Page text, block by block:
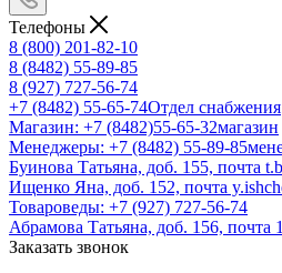
Телефоны
8 (800) 201-82-10
8 (8482) 55-89-85
8 (927) 727-56-74
+7 (8482) 55-65-74Отдел снабжения
Магазин: +7 (8482)55-65-32магазин
Менеджеры: +7 (8482) 55-89-85
Буинова Татьяна, доб. 155, почта
Ищенко Яна, доб. 152, почта
Товароведы: +7 (927) 727-56-74
Абрамова Татьяна, доб. 156, почта
Заказать звонок